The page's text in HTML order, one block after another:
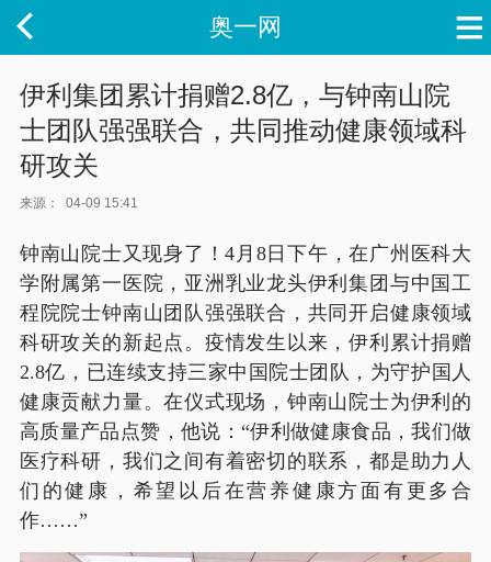
奥一网
伊利集团累计捐赠2.8亿，与钟南山院
士团队强强联合，共同推动健康领域科
研攻关
来源： 04-09 15:41
钟南山院士又现身了！4月8日下午，在广州医科大
学附属第一医院，亚洲乳业龙头伊利集团与中国工
程院院士钟南山团队强强联合，共同开启健康领域
科研攻关的新起点。疫情发生以来，伊利累计捐赠
2.8亿，已连续支持三家中国院士团队，为守护国人
健康贡献力量。在仪式现场，钟南山院士为伊利的
高质量产品点赞，他说：“伊利做健康食品，我们做
医疗科研，我们之间有着密切的联系，都是助力人
们的健康，希望以后在营养健康方面有更多合
作……”